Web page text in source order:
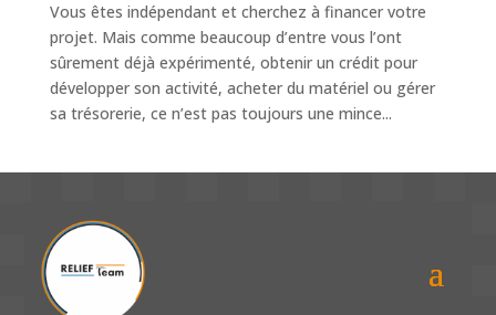
Vous êtes indépendant et cherchez à financer votre
projet. Mais comme beaucoup d’entre vous l’ont
sûrement déjà expérimenté, obtenir un crédit pour
développer son activité, acheter du matériel ou gérer
sa trésorerie, ce n’est pas toujours une mince...